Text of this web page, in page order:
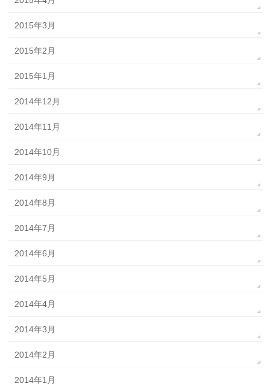
2015年3月
2015年2月
2015年1月
2014年12月
2014年11月
2014年10月
2014年9月
2014年8月
2014年7月
2014年6月
2014年5月
2014年4月
2014年3月
2014年2月
2014年1月